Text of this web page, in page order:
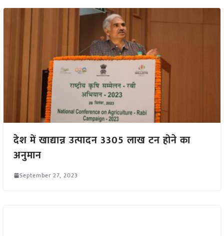
देश में खाद्यान्न उत्पादन 3305 लाख टन होने का
अनुमान
September 27, 2023